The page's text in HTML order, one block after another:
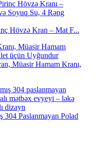
Hövzə Kran – Mat F...
Müasir Hamam Kranı,
304 Paslanmayan Polad